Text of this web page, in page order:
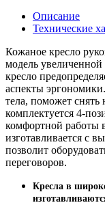
Описание
Технические
Кожаное кресло
модель
кресло
аспекты
тела, поможет
комплектуется 4-
комфортной работы
изготавливается с
позволит
переговоров.
Кресла в